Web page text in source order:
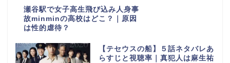
瀬谷駅で女子高生飛び込み人身事
故minminの高校はどこ？｜原因
は性的虐待？
【テセウスの船】５話ネタバレあ
らすじと視聴率｜真犯人は麻生祐